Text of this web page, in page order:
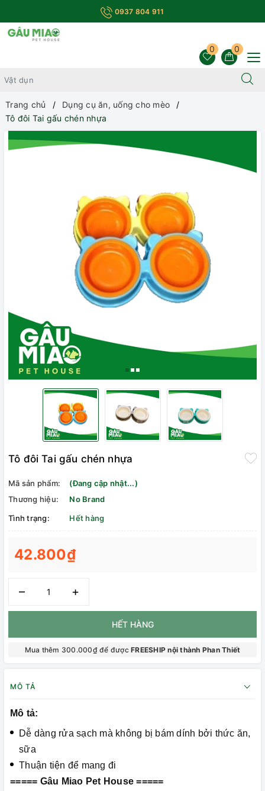
0937 804 911
0
0
Trang chủ
Dụng cụ ăn, uống cho mèo
Tô đôi Tai gấu chén nhựa
Tô đôi Tai gấu chén nhựa
Mã sản phẩm:
(Đang cập nhật...)
Thương hiệu:
No Brand
Tình trạng:
Hết hàng
42.800₫
– +
HẾT HÀNG
Mua thêm 300.000₫ để đượcFREESHIP nội thành Phan Thiết
MÔ TẢ
Mô tả:
Dễ dàng rửa sạch mà không bị bám dính bởi thức ăn,
sữa
Thuận tiện để mang đi
===== Gâu Miao Pet House =====